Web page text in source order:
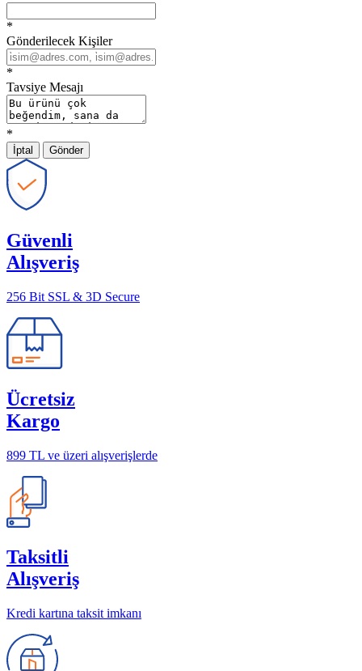
*
Gönderilecek Kişiler
*
Tavsiye Mesajı
*
İptal Gönder
Güvenli
Alışveriş
256 Bit SSL & 3D Secure
Ücretsiz
Kargo
899 TL ve üzeri alışverişlerde
Taksitli
Alışveriş
Kredi kartına taksit imkanı